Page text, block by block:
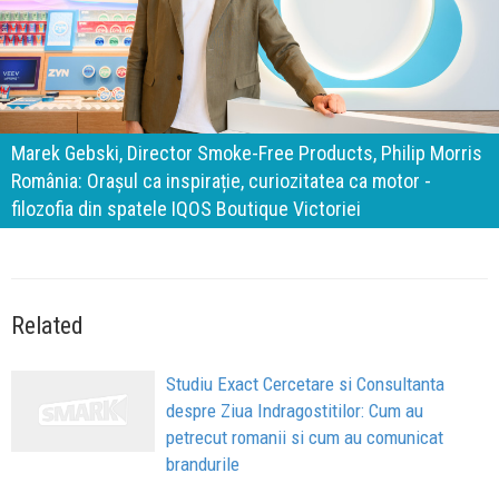
140 de ani de Mercedes-Benz. Ramona Pîrlog: Cel mai
important „test al timpului” este să inovăm constant, dar
cu aceeași responsabilitate față de oameni, siguranță și
calitate
Related
Studiu Exact Cercetare si Consultanta
despre Ziua Indragostitilor: Cum au
petrecut romanii si cum au comunicat
brandurile